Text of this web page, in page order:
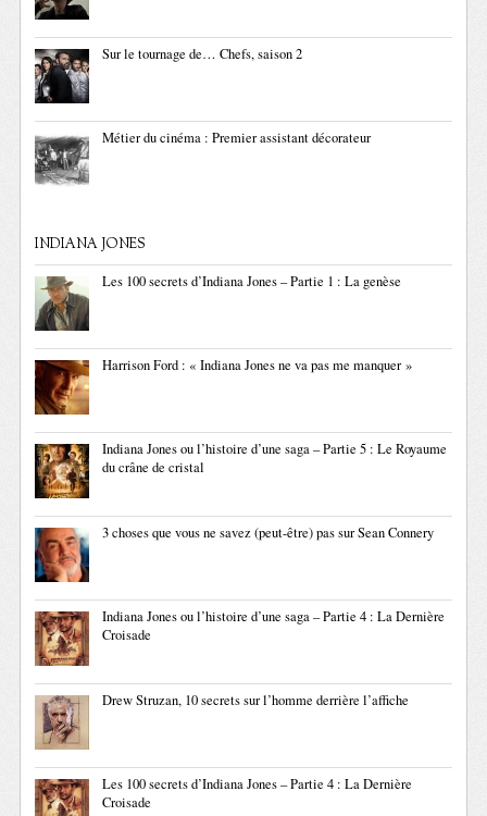
Sur le tournage de… Chefs, saison 2
Métier du cinéma : Premier assistant décorateur
INDIANA JONES
Les 100 secrets d’Indiana Jones – Partie 1 : La genèse
Harrison Ford : « Indiana Jones ne va pas me manquer »
Indiana Jones ou l’histoire d’une saga – Partie 5 : Le Royaume
du crâne de cristal
3 choses que vous ne savez (peut-être) pas sur Sean Connery
Indiana Jones ou l’histoire d’une saga – Partie 4 : La Dernière
Croisade
Drew Struzan, 10 secrets sur l’homme derrière l’affiche
Les 100 secrets d’Indiana Jones – Partie 4 : La Dernière
Croisade